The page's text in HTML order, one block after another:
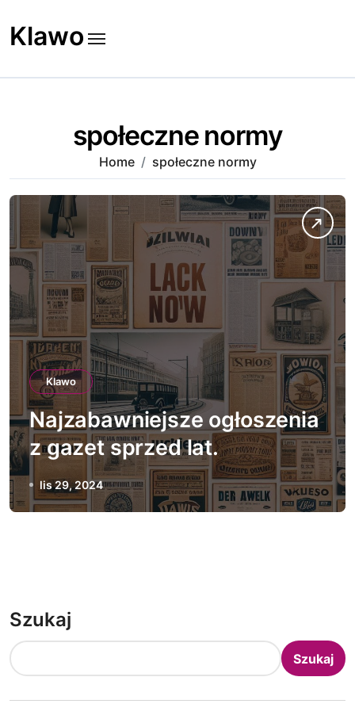
to
content
Klawo
społeczne normy
Home społeczne normy
Klawo
Najzabawniejsze ogłoszenia
z gazet sprzed lat.
lis 29, 2024
Szukaj
Szukaj